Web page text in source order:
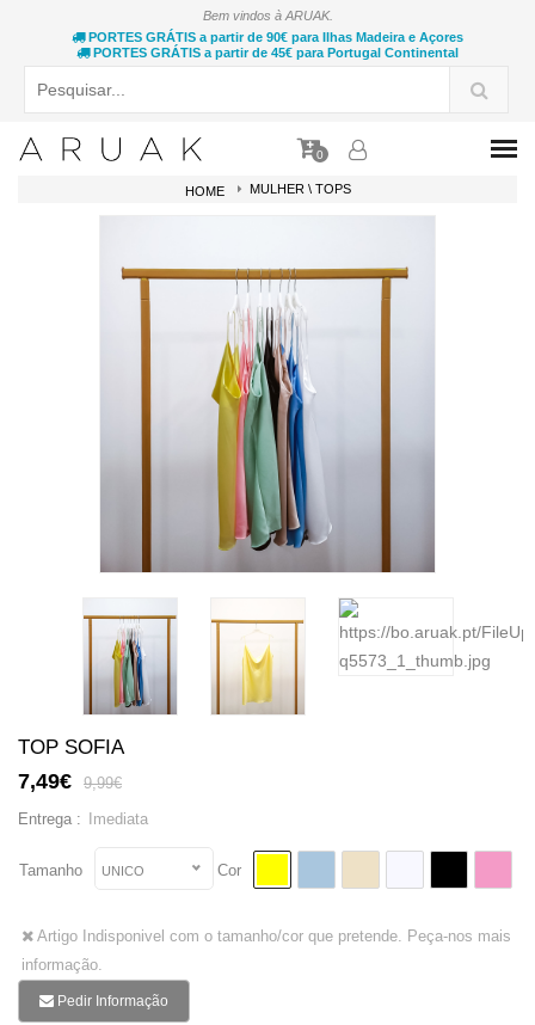
Bem vindos à ARUAK.
PORTES GRÁTIS a partir de 90€ para Ilhas Madeira e Açores
PORTES GRÁTIS a partir de 45€ para Portugal Continental
0
HOME MULHER \ TOPS
TOP SOFIA
7,49€
9,99€
Entrega :
Imediata
Tamanho UNICO Cor
Artigo Indisponivel com o tamanho/cor que pretende. Peça-nos mais
informação.
Pedir Informação